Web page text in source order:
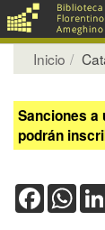
Inicio
Sanciones
podrán
Facebook